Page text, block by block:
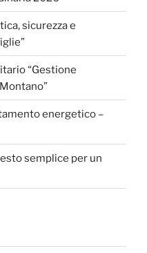
sicurezza e
“Gestione
energetico –
semplice per un